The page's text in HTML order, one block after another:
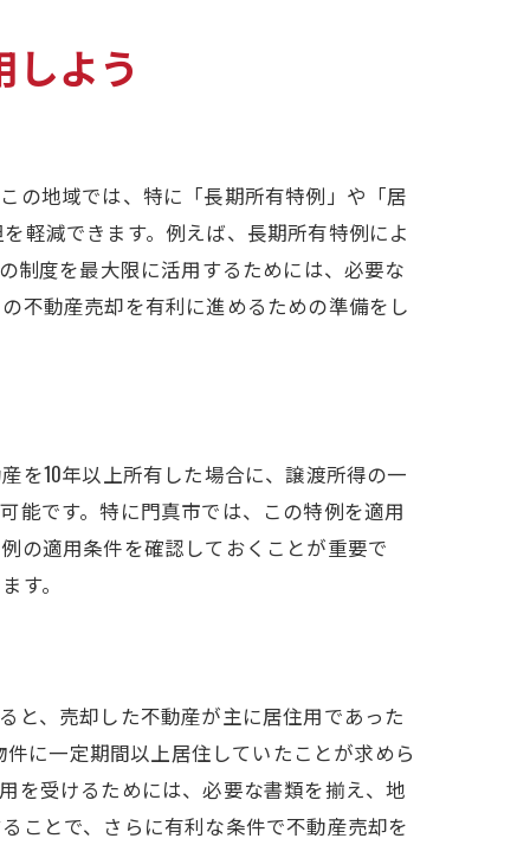
ト
よう
の地域では、特に「長期所有特例」や「居
軽減できます。例えば、長期所有特例によ
制度を最大限に活用するためには、必要な
不動産売却を有利に進めるための準備をし
を10年以上所有した場合に、譲渡所得の一
能です。特に門真市では、この特例を適用
の適用条件を確認しておくことが重要で
す。
と、売却した不動産が主に居住用であった
に一定期間以上居住していたことが求めら
を受けるためには、必要な書類を揃え、地
ことで、さらに有利な条件で不動産売却を